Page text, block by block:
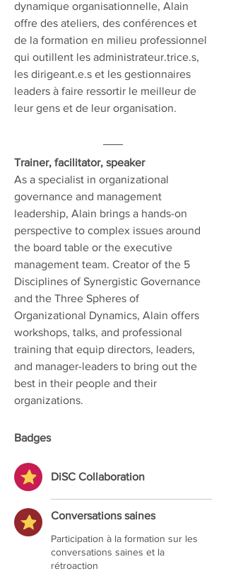
dynamique organisationnelle, Alain
offre des ateliers, des conférences et
de la formation en milieu professionnel
qui outillent les administrateur.trice.s,
les dirigeant.e.s et les gestionnaires
leaders à faire ressortir le meilleur de
leur gens et de leur organisation.
Trainer, facilitator, speaker
As a specialist in organizational
governance and management
leadership, Alain brings a hands-on
perspective to complex issues around
the board table or the executive
management team. Creator of the 5
Disciplines of Synergistic Governance
and the Three Spheres of
Organizational Dynamics, Alain offers
workshops, talks, and professional
training that equip directors, leaders,
and manager-leaders to bring out the
best in their people and their
organizations.
Badges
DiSC Collaboration
Conversations saines
Participation à la formation sur les
conversations saines et la
rétroaction